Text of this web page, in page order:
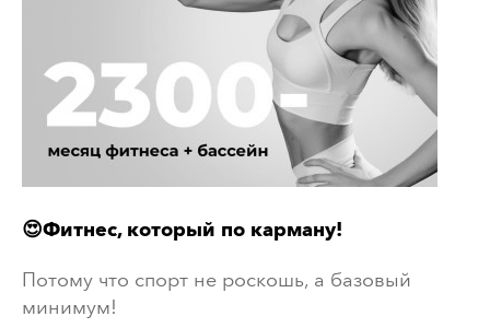
😍Фитнес, который по карману!
Потому что спорт не роскошь, а базовый
минимум!